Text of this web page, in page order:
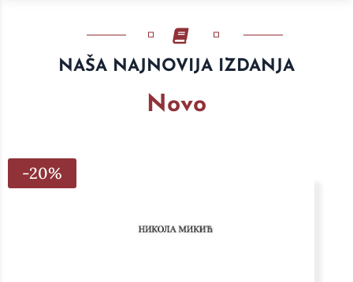
NAŠA NAJNOVIJA IZDANJA
Novo
-20%